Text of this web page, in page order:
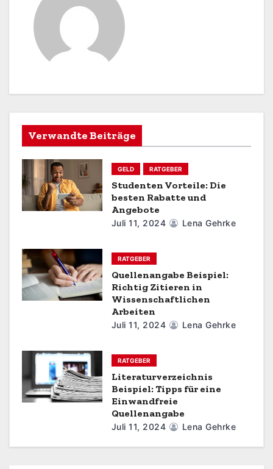
a
g
a
t
o
n
Verwandte Beiträge
GELD RATGEBER
Studenten Vorteile: Die
besten Rabatte und
Angebote
Juli 11, 2024 Lena Gehrke
RATGEBER
Quellenangabe Beispiel:
Richtig Zitieren in
Wissenschaftlichen
Arbeiten
Juli 11, 2024 Lena Gehrke
RATGEBER
Literaturverzeichnis
Beispiel: Tipps für eine
Einwandfreie
Quellenangabe
Juli 11, 2024 Lena Gehrke